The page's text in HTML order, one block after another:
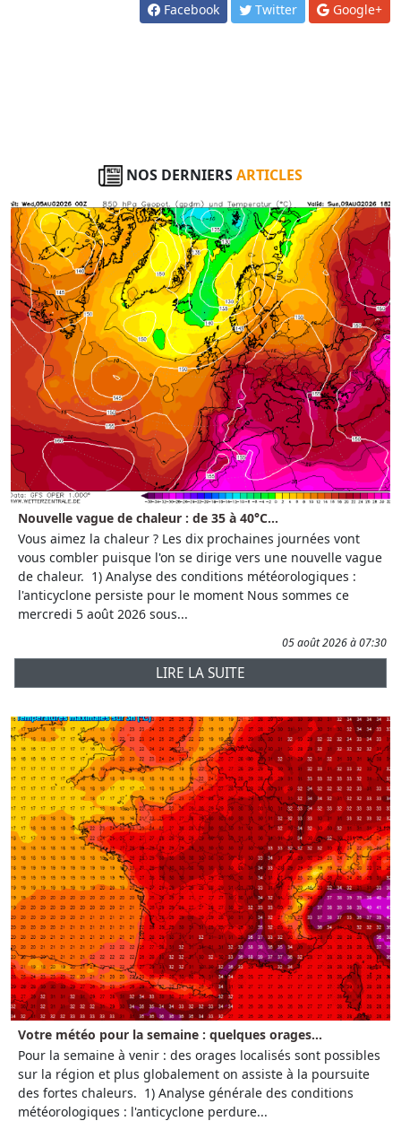
Facebook Twitter Google+
NOS DERNIERSARTICLES
Nouvelle vague de chaleur : de 35 à 40°C...
Vous aimez la chaleur ? Les dix prochaines journées vont
vous combler puisque l'on se dirige vers une nouvelle vague
de chaleur. 1) Analyse des conditions météorologiques :
l'anticyclone persiste pour le moment Nous sommes ce
mercredi 5 août 2026 sous...
05 août 2026 à 07:30
LIRE LA SUITE
Votre météo pour la semaine : quelques orages...
Pour la semaine à venir : des orages localisés sont possibles
sur la région et plus globalement on assiste à la poursuite
des fortes chaleurs. 1) Analyse générale des conditions
météorologiques : l'anticyclone perdure...